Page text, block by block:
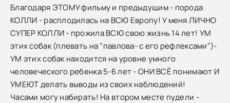
Благодаря ЭТОМУ фильму и предыдущим - порода
КОЛЛИ - расплодилась на ВСЮ Европу! У меня ЛИЧНО
СУПЕР КОЛЛИ - прожила ВСЮ свою жизнь 14 лет! УМ
этих собак (плевать на "павлова- с его рефлексами")-
УМ этих собак находится на уровне умного
человеческого ребенка 5-6 лет - ОНИ ВСЁ понимают И
УМЕЮТ делать выводы из своих наблюдений!
Часами могу набирать! На втором месте пудели -